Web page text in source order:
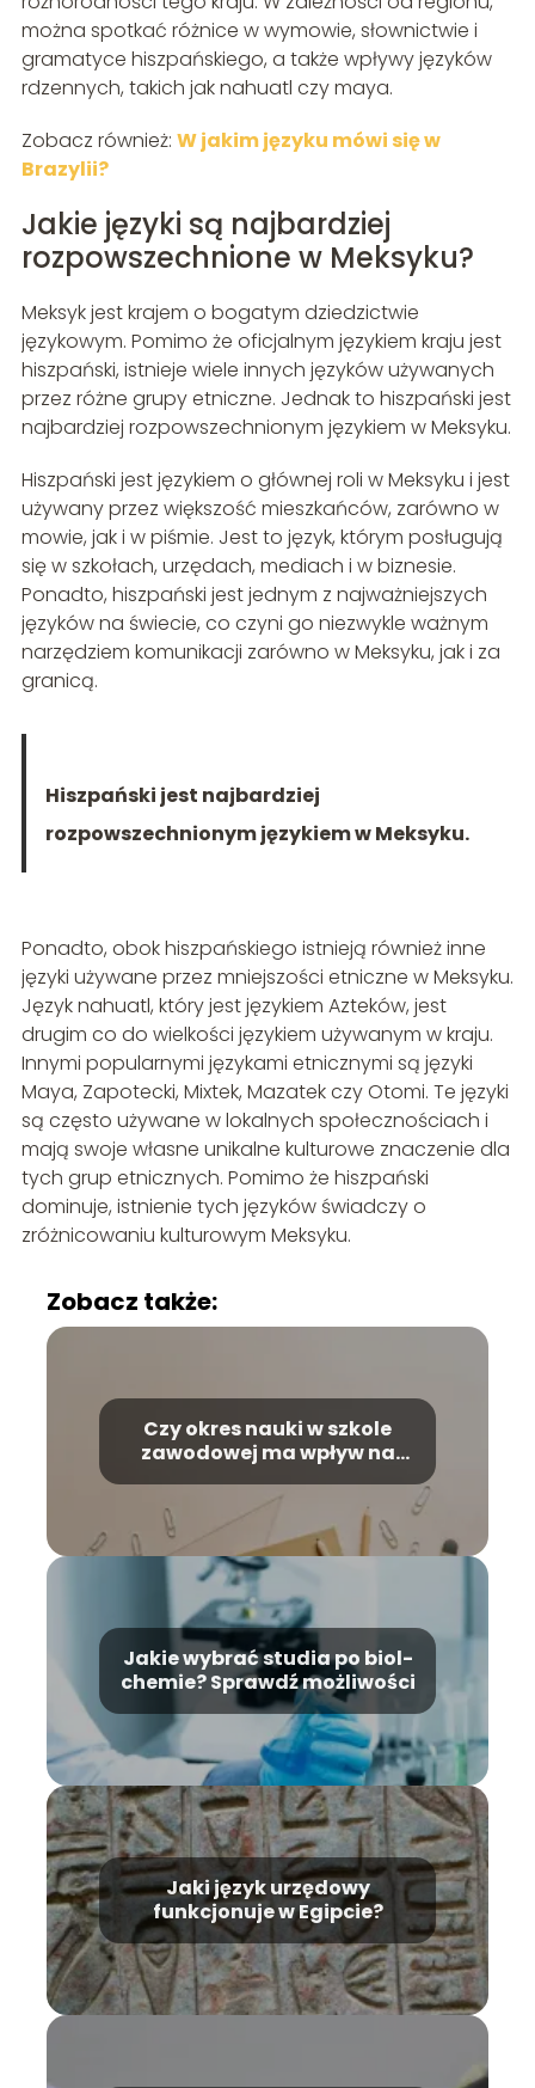
można spotkać różnice w wymowie, słownictwie i
gramatyce hiszpańskiego, a także wpływy języków
rdzennych, takich jak nahuatl czy maya.
Zobacz również: W jakim języku mówi się w
Brazylii?
Jakie języki są najbardziej
rozpowszechnione w Meksyku?
Meksyk jest krajem o bogatym dziedzictwie
językowym. Pomimo że oficjalnym językiem kraju jest
hiszpański, istnieje wiele innych języków używanych
przez różne grupy etniczne. Jednak to hiszpański jest
najbardziej rozpowszechnionym językiem w Meksyku.
Hiszpański jest językiem o głównej roli w Meksyku i jest
używany przez większość mieszkańców, zarówno w
mowie, jak i w piśmie. Jest to język, którym posługują
się w szkołach, urzędach, mediach i w biznesie.
Ponadto, hiszpański jest jednym z najważniejszych
języków na świecie, co czyni go niezwykle ważnym
narzędziem komunikacji zarówno w Meksyku, jak i za
granicą.
Hiszpański jest najbardziej
rozpowszechnionym językiem w Meksyku.
Ponadto, obok hiszpańskiego istnieją również inne
języki używane przez mniejszości etniczne w Meksyku.
Język nahuatl, który jest językiem Azteków, jest
drugim co do wielkości językiem używanym w kraju.
Innymi popularnymi językami etnicznymi są języki
Maya, Zapotecki, Mixtek, Mazatek czy Otomi. Te języki
są często używane w lokalnych społecznościach i
mają swoje własne unikalne kulturowe znaczenie dla
tych grup etnicznych. Pomimo że hiszpański
dominuje, istnienie tych języków świadczy o
zróżnicowaniu kulturowym Meksyku.
Zobacz także:
Czy okres nauki w szkole
zawodowej ma wpływ na
Jakie wybrać studia po biol-
chemie? Sprawdź możliwości
Jaki język urzędowy
funkcjonuje w Egipcie?